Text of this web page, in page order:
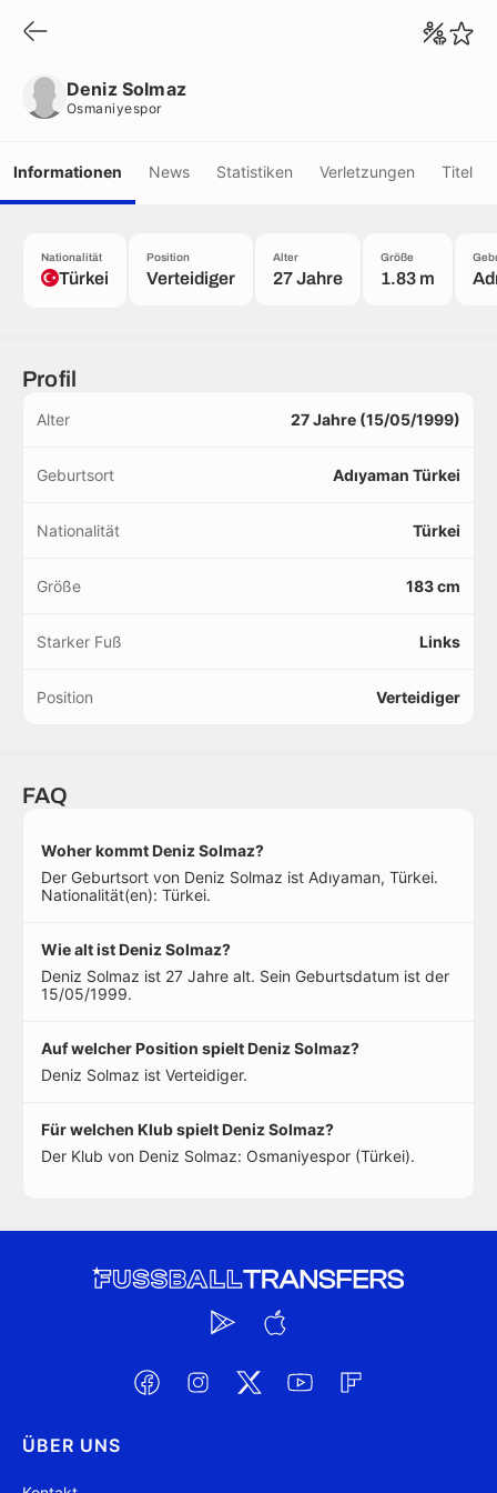
Deniz Solmaz
Osmaniyespor
Informationen News Statistiken Verletzungen Titel
Nationalität
Türkei
Position
Verteidiger
Alter
27 Jahre
Größe
1.83 m
Profil
Alter 27 Jahre (15/05/1999)
Geburtsort Adıyaman Türkei
Nationalität Türkei
Größe 183 cm
Starker Fuß Links
Position Verteidiger
FAQ
Woher kommt Deniz Solmaz?
Der Geburtsort von Deniz Solmaz ist Adıyaman, Türkei.
Nationalität(en): Türkei.
Wie alt ist Deniz Solmaz?
Deniz Solmaz ist 27 Jahre alt. Sein Geburtsdatum ist der
15/05/1999.
Auf welcher Position spielt Deniz Solmaz?
Deniz Solmaz ist Verteidiger.
Für welchen Klub spielt Deniz Solmaz?
Der Klub von Deniz Solmaz: Osmaniyespor (Türkei).
ÜBER UNS